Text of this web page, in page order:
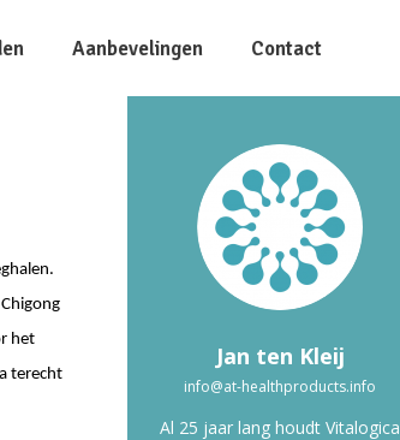
Aanbevelingen Contact
het
terecht
Jan ten Kleij
info@at-healthproducts.info
Al 25 jaar lang houdt Vitalogica